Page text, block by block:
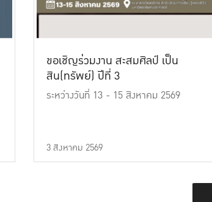
ขอเชิญร่วมงาน สะสมศิลป์ เป็น
สิน(ทรัพย์) ปีที่ 3
ระหว่างวันที่ 13 - 15 สิงหาคม 2569
3 สิงหาคม 2569